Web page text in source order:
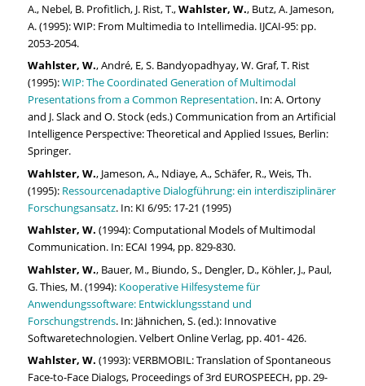
A., Nebel, B. Profitlich, J. Rist, T.,Wahlster, W., Butz, A. Jameson,
A. (1995): WIP: From Multimedia to Intellimedia. IJCAI-95: pp.
2053-2054.
Wahlster, W., André, E, S. Bandyopadhyay, W. Graf, T. Rist
(1995):WIP: The Coordinated Generation of Multimodal
Presentations from a Common Representation. In: A. Ortony
and J. Slack and O. Stock (eds.) Communication from an Artificial
Intelligence Perspective: Theoretical and Applied Issues, Berlin:
Springer.
Wahlster, W., Jameson, A., Ndiaye, A., Schäfer, R., Weis, Th.
(1995): Ressourcenadaptive Dialogführung: ein interdisziplinärer
Forschungsansatz. In: KI 6/95: 17-21 (1995)
Wahlster, W. (1994): Computational Models of Multimodal
Communication. In: ECAI 1994, pp. 829-830.
Wahlster, W., Bauer, M., Biundo, S., Dengler, D., Köhler, J., Paul,
G. Thies, M. (1994): Kooperative Hilfesysteme für
Anwendungssoftware: Entwicklungsstand und
Forschungstrends. In: Jähnichen, S. (ed.): Innovative
Softwaretechnologien. Velbert Online Verlag, pp. 401- 426.
Wahlster, W. (1993): VERBMOBIL: Translation of Spontaneous
Face-to-Face Dialogs, Proceedings of 3rd EUROSPEECH, pp. 29-